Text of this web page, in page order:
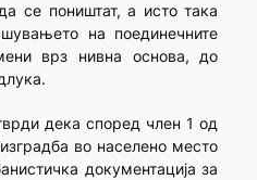
се поништат, а исто така
на поединечните
врз нивна основа, до
дека според член 1 од
во населено место
документација за